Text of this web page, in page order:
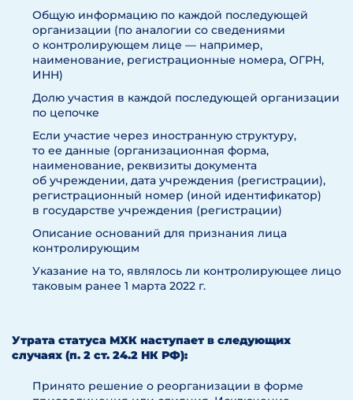
Общую информацию по каждой последующей
организации (по аналогии со сведениями
о контролирующем лице — например,
наименование, регистрационные номера, ОГРН,
ИНН)
Долю участия в каждой последующей организации
по цепочке
Если участие через иностранную структуру,
то ее данные (организационная форма,
наименование, реквизиты документа
об учреждении, дата учреждения (регистрации),
регистрационный номер (иной идентификатор)
в государстве учреждения (регистрации)
Описание оснований для признания лица
контролирующим
Указание на то, являлось ли контролирующее лицо
таковым ранее 1 марта 2022 г.
Утрата статуса МХК наступает в следующих
случаях (п. 2 ст. 24.2 НК РФ):
Принято решение о реорганизации в форме